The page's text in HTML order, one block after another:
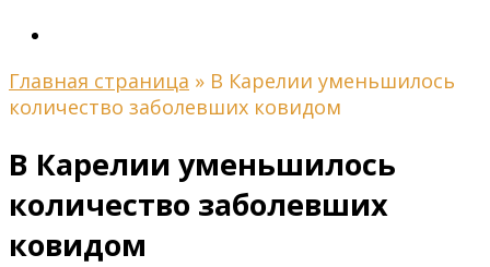
Главная страница » В Карелии уменьшилось
количество заболевших ковидом
В Карелии уменьшилось
количество заболевших
ковидом